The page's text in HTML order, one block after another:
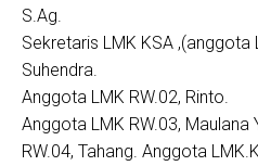
S.Ag.
Sekretaris LMK KSA ,(anggota
Suhendra.
Anggota LMK RW.02, Rinto.
Anggota LMK RW.03, Maulana
RW.04, Tahang. Anggota